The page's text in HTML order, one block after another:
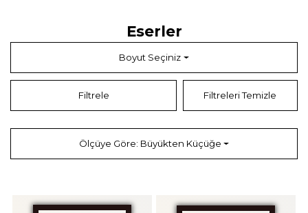
Eserler
Boyut Seçiniz
Filtrele Filtreleri Temizle
Ölçüye Göre: Büyükten Küçüğe